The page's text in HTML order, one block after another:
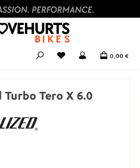
0,00 €
Turbo Tero X 6.0